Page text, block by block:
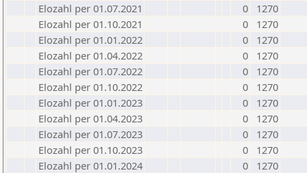
Elozahl per 01.07.2021
0
1270
Elozahl per 01.10.2021
0
1270
Elozahl per 01.01.2022
0
1270
Elozahl per 01.04.2022
0
1270
Elozahl per 01.07.2022
0
1270
Elozahl per 01.10.2022
0
1270
Elozahl per 01.01.2023
0
1270
Elozahl per 01.04.2023
0
1270
Elozahl per 01.07.2023
0
1270
Elozahl per 01.10.2023
0
1270
Elozahl per 01.01.2024
0
1270